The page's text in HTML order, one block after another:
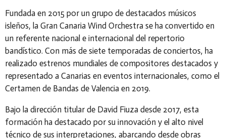
Fundada en 2015 por un grupo de destacados músicos
isleños, la Gran Canaria Wind Orchestra se ha convertido en
un referente nacional e internacional del repertorio
bandístico. Con más de siete temporadas de conciertos, ha
realizado estrenos mundiales de compositores destacados y
representado a Canarias en eventos internacionales, como el
Certamen de Bandas de Valencia en 2019.
Bajo la dirección titular de David Fiuza desde 2017, esta
formación ha destacado por su innovación y el alto nivel
técnico de sus interpretaciones, abarcando desde obras